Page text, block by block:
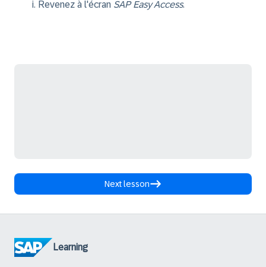
Revenez à l'écran SAP Easy Access.
Next lesson
Learning